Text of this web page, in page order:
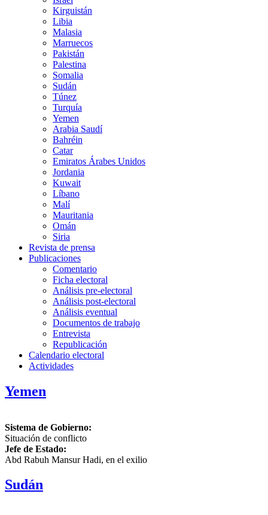
Kirguistán
Libia
Malasia
Marruecos
Pakistán
Palestina
Somalia
Sudán
Túnez
Turquía
Yemen
Arabia Saudí
Bahréin
Catar
Emiratos Árabes Unidos
Jordania
Kuwait
Líbano
Malí
Mauritania
Omán
Siria
Revista de prensa
Publicaciones
Comentario
Ficha electoral
Análisis pre-electoral
Análisis post-electoral
Análisis eventual
Documentos de trabajo
Entrevista
Republicación
Calendario electoral
Actividades
Yemen
Sistema de Gobierno:
Situación de conflicto
Jefe de Estado:
Abd Rabuh Mansur Hadi, en el exilio
Sudán